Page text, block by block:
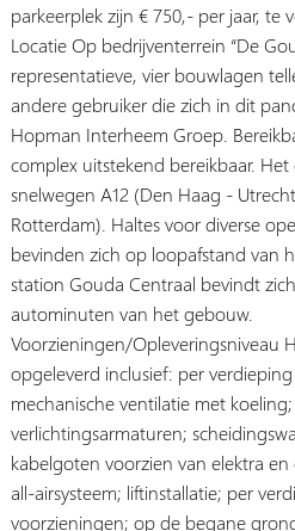
parkeerplek zijn € 750,- per jaar, te
Locatie Op bedrijventerrein “De
representatieve, vier bouwlagen
andere gebruiker die zich in dit
Hopman Interheem Groep.
complex uitstekend bereikbaar.
snelwegen A12 (Den Haag -
Rotterdam). Haltes voor diverse
bevinden zich op loopafstand van
station Gouda Centraal bevindt
autominuten van het gebouw.
Voorzieningen/Opleveringsniveau
opgeleverd inclusief: per
mechanische ventilatie met
verlichtingsarmaturen;
kabelgoten voorzien van elektra
all-airsysteem; liftinstallatie; per
voorzieningen; op de begane